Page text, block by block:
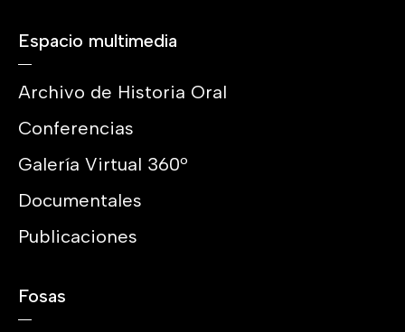
Espacio multimedia
Archivo de Historia Oral
Conferencias
Galería Virtual 360º
Documentales
Publicaciones
Fosas